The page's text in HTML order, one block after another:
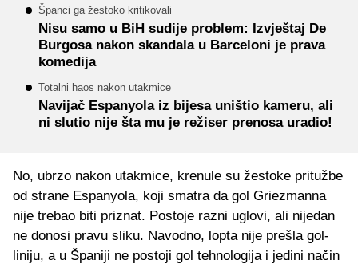
Španci ga žestoko kritikovali
Nisu samo u BiH sudije problem: Izvještaj De
Burgosa nakon skandala u Barceloni je prava
komedija
Totalni haos nakon utakmice
Navijač Espanyola iz bijesa uništio kameru, ali
ni slutio nije šta mu je režiser prenosa uradio!
No, ubrzo nakon utakmice, krenule su žestoke pritužbe
od strane Espanyola, koji smatra da gol Griezmanna
nije trebao biti priznat. Postoje razni uglovi, ali nijedan
ne donosi pravu sliku. Navodno, lopta nije prešla gol-
liniju, a u Španiji ne postoji gol tehnologija i jedini način